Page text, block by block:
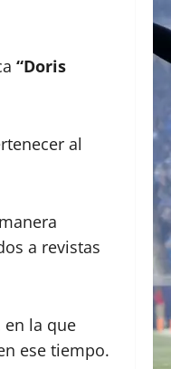
“Doris
al
a revistas
en la que
ese tiempo.